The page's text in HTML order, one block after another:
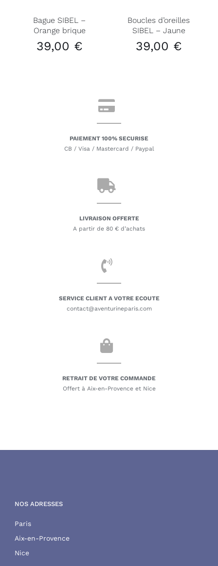
Bague SIBEL –
Orange brique
39,00 €
Boucles d’oreilles
SIBEL – Jaune
39,00 €
PAIEMENT 100% SECURISE
CB / Visa / Mastercard / Paypal
LIVRAISON OFFERTE
A partir de 80 € d’achats
SERVICE CLIENT A VOTRE ECOUTE
contact@aventurineparis.com
RETRAIT DE VOTRE COMMANDE
Offert à Aix-en-Provence et Nice
NOS ADRESSES
Paris
Aix-en-Provence
Nice